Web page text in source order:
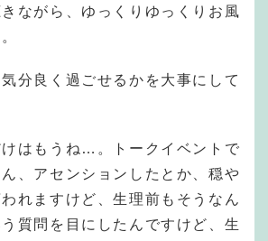
ながら、ゆっくりゆっくりお風
分良く過ごせるかを大事にして
はもうね…。トークイベントで
ん、アセンションしたとか、穏や
れますけど、生理前もそうなん
質問を目にしたんですけど、生